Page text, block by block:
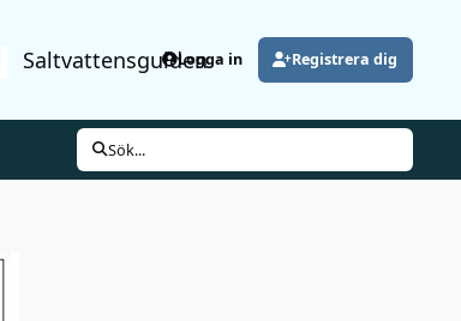
SaltvattensguidenLogga in Registrera dig
Sök...